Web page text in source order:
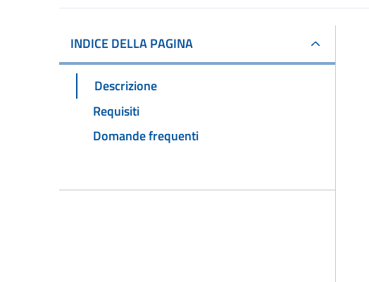
INDICE DELLA PAGINA
Descrizione
Requisiti
Domande frequenti